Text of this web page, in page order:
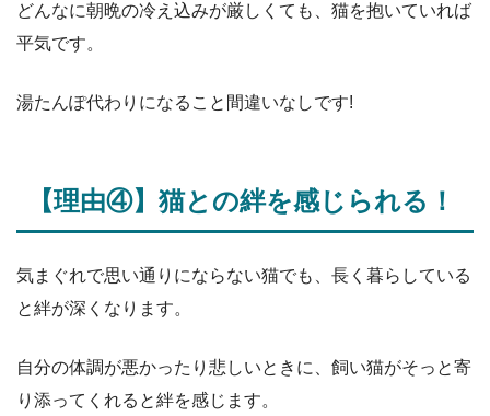
どんなに朝晩の冷え込みが厳しくても、猫を抱いていれば
平気です。
湯たんぽ代わりになること間違いなしです!
【理由④】猫との絆を感じられる！
気まぐれで思い通りにならない猫でも、長く暮らしている
と絆が深くなります。
自分の体調が悪かったり悲しいときに、飼い猫がそっと寄
り添ってくれると絆を感じます。